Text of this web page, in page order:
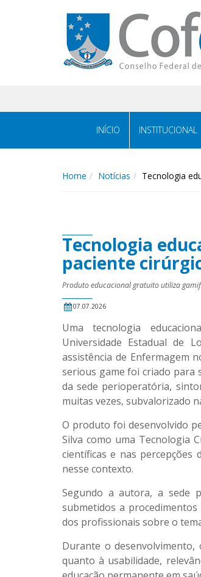
INÍCIO INSTITUCIONAL
Home Notícias Tecnologia
Tecnologia
paciente
Produto educacional gratuito utiliza
07.07.2026
Uma tecnologia
Universidade Estadual de
assistência de Enfermagem
serious game foi criado para
da sede perioperatória,
muitas vezes, subvalorizado
O produto foi desenvolvido
Silva como uma Tecnologia
científicas e nas percepções
nesse contexto.
Segundo a autora, a sede
submetidos a
dos profissionais sobre o
Durante o
quanto à usabilidade,